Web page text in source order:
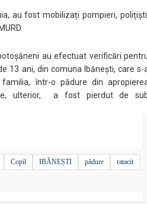
au fost mobilizați pompieri,
au efectuat verificări
13 ani, din comuna Ibănești, care s-
într-o pădure din
ulterior, a fost pierdut de
Copil IBĂNEȘTI pădure
ratacit